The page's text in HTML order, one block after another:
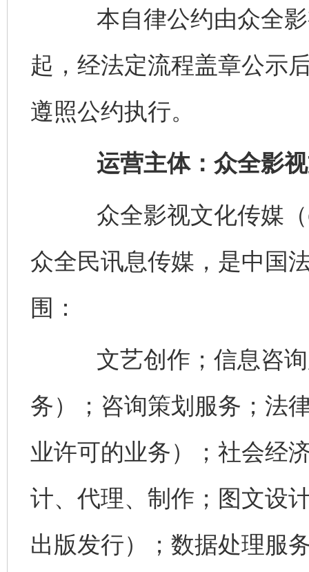
本自律公约由众全影
起，经法定流程盖章公示
遵照公约执行。
运营主体：众全影视
众全影视文化传媒（
众全民讯息传媒，是中国
围：
文艺创作；信息咨询
务）；咨询策划服务；法
业许可的业务）；社会经
计、代理、制作；图文设
出版发行）；数据处理服